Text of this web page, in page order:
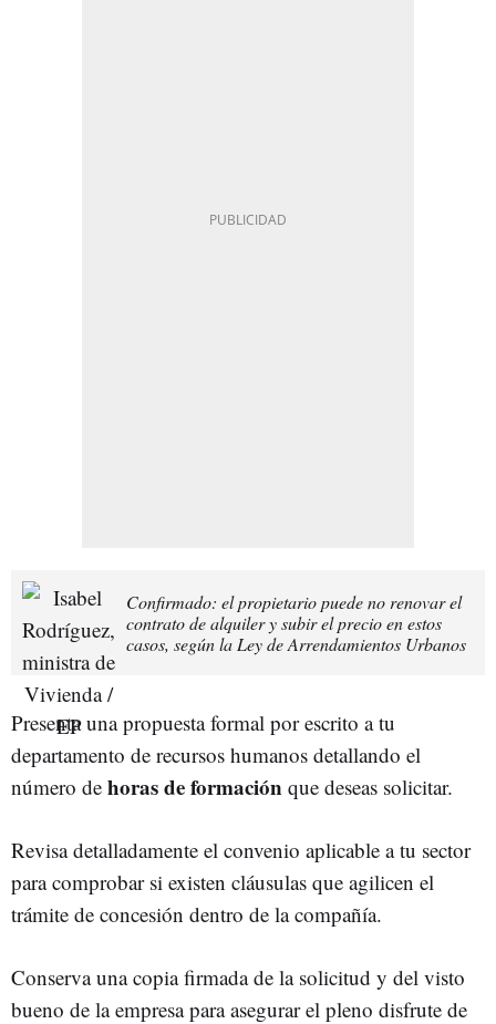
Confirmado: el propietario puede no renovar el
contrato de alquiler y subir el precio en estos
casos, según la Ley de Arrendamientos Urbanos
Presenta una propuesta formal por escrito a tu
departamento de recursos humanos detallando el
número de horas de formación que deseas solicitar.
Revisa detalladamente el convenio aplicable a tu sector
para comprobar si existen cláusulas que agilicen el
trámite de concesión dentro de la compañía.
Conserva una copia firmada de la solicitud y del visto
bueno de la empresa para asegurar el pleno disfrute de